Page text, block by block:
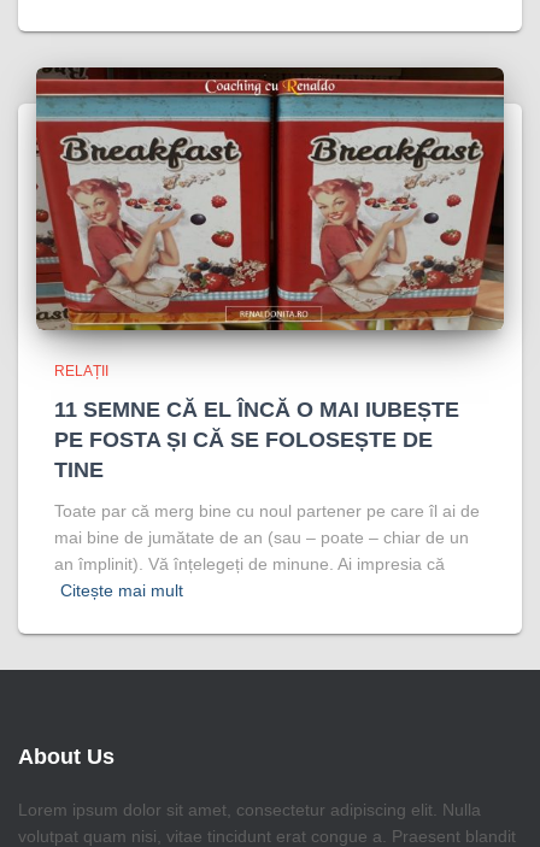
RELAȚII
11 SEMNE CĂ EL ÎNCĂ O MAI IUBEȘTE
PE FOSTA ȘI CĂ SE FOLOSEȘTE DE
TINE
Toate par că merg bine cu noul partener pe care îl ai de
mai bine de jumătate de an (sau – poate – chiar de un
an împlinit). Vă înțelegeți de minune. Ai impresia că
Citește mai mult
About Us
Lorem ipsum dolor sit amet, consectetur adipiscing elit. Nulla
volutpat quam nisi, vitae tincidunt erat congue a. Praesent blandit